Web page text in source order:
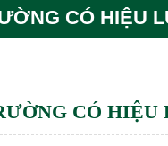
CÓ HIỆU
CÓ HIỆU